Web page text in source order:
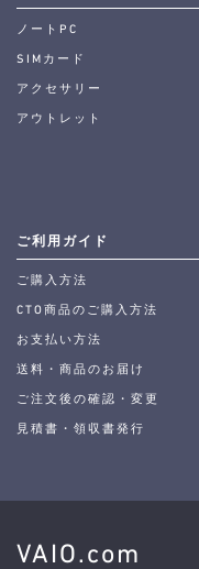
ノートPC
SIMカード
アクセサリー
アウトレット
ご利用ガイド
ご購入方法
CTO商品のご購入方法
お支払い方法
送料・商品のお届け
ご注文後の確認・変更
見積書・領収書発行
VAIO.com